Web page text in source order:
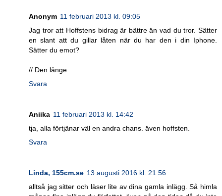
Anonym 11 februari 2013 kl. 09:05
Jag tror att Hoffstens bidrag är bättre än vad du tror. Sätter
en slant att du gillar låten när du har den i din Iphone.
Sätter du emot?
// Den långe
Svara
Aniika 11 februari 2013 kl. 14:42
tja, alla förtjänar väl en andra chans. även hoffsten.
Svara
Linda, 155cm.se 13 augusti 2016 kl. 21:56
alltså jag sitter och läser lite av dina gamla inlägg. Så himla